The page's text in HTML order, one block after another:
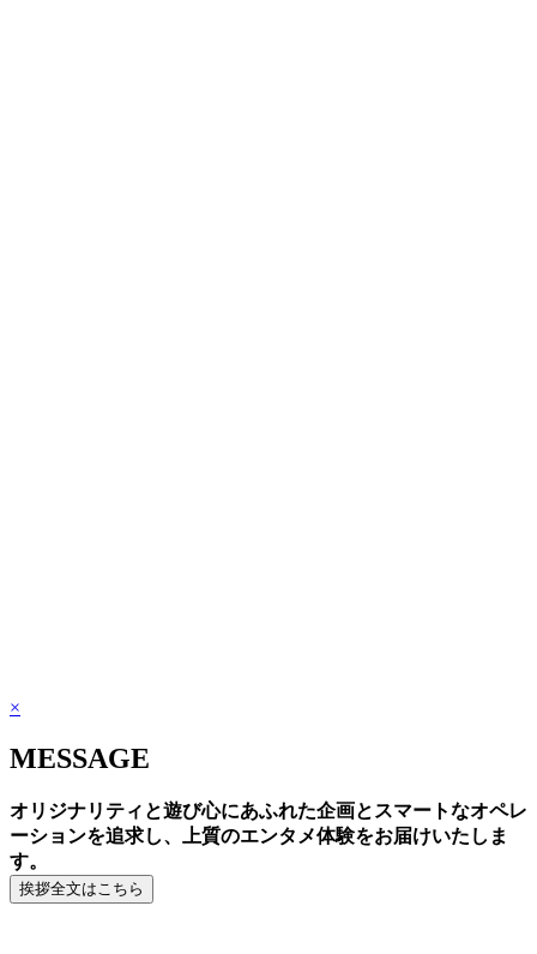
×
MESSAGE
オリジナリティと遊び心にあふれた企画とスマートなオペレ
ーションを追求し、上質のエンタメ体験をお届けいたしま
す。
挨拶全文はこちら